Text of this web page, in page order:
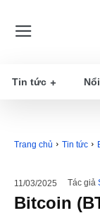
Tin tức
Trang chủ Tin tức
11/03/2025 Tác giả
Bitcoin